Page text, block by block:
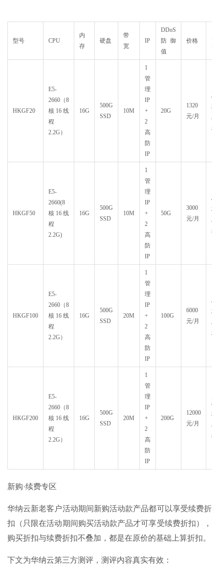
型号 CPU
内
存
硬盘
带
宽
IP
DDoS
防御
值
价格
买
HKGF20
E5-
2660（8
核16线
程
2.2G）
16G
500G
SSD
10M
1
管
理
IP
+
2
高
防
IP
20G
1320
元/月
直
达
买
HKGF50
E5-
2660(8
核16线
程
2.2G)
16G
500G
SSD
10M
1
管
理
IP
+
2
高
防
IP
50G
3000
元/月
直
达
买
HKGF100
E5-
2660（8
核16线
程
2.2G）
16G
500G
SSD
20M
1
管
理
IP
+
2
高
防
IP
100G
6000
元/月
直
达
买
HKGF200
E5-
2660（8
核16线
程
2.2G）
16G
500G
SSD
20M
1
管
理
IP
+
2
高
防
IP
200G
12000
元/月
直
达
买
新购·续费专区
华纳云新老客户活动期间新购活动款产品都可以享受续费折
扣（只限在活动期间购买活动款产品才可享受续费折扣），
购买折扣与续费折扣不叠加，都是在原价的基础上算折扣。
下文为华纳云第三方测评，测评内容真实有效：